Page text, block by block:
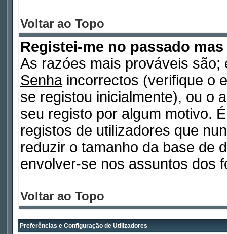
Voltar ao Topo
Registei-me no passado
As razóes mais prováveis
Senhaincorrectos (verifique o
se registou inicialmente), ou o
seu registo por algum motivo.
registos de utilizadores que
reduzir o tamanho da base de
envolver-se nos assuntos dos
Voltar ao Topo
Preferências e Configuração de Utilizadores